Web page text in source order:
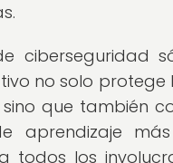
ciberseguridad
no solo protege
que también
aprendizaje
todos los